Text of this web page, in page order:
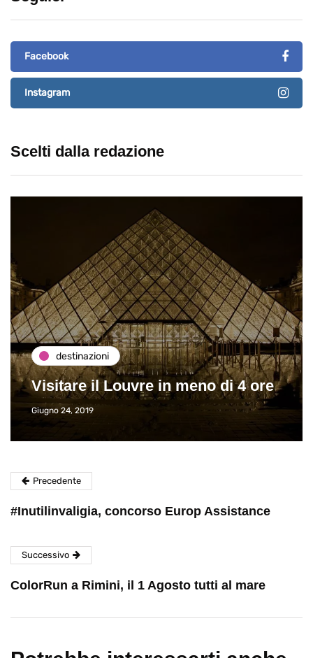
Facebook
Instagram
Scelti dalla redazione
destinazioni
Visitare il Louvre in meno di 4 ore
Giugno 24, 2019
Precedente
#Inutilinvaligia, concorso Europ Assistance
Successivo
ColorRun a Rimini, il 1 Agosto tutti al mare